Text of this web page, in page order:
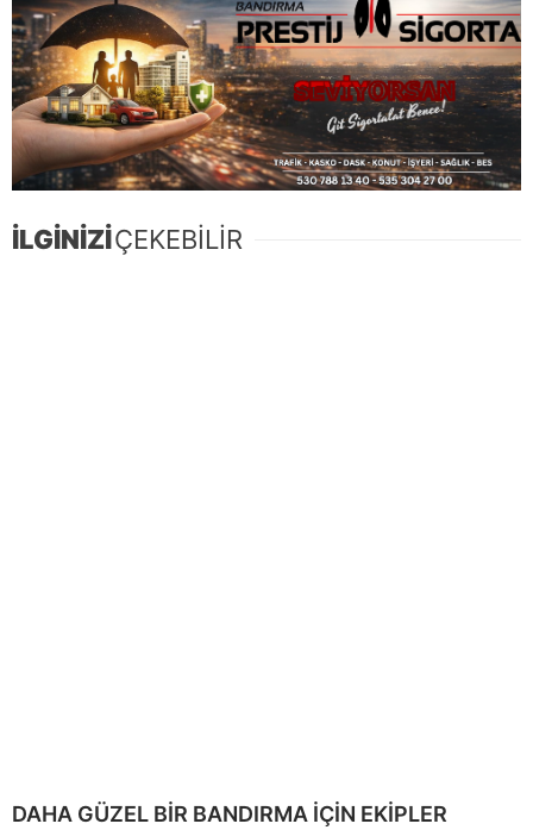
İLGİNİZİÇEKEBİLİR
DAHA GÜZEL BİR BANDIRMA İÇİN EKİPLER